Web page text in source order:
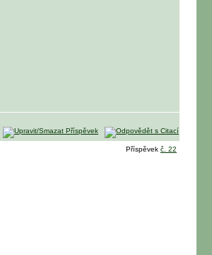
Příspěvek č. 22